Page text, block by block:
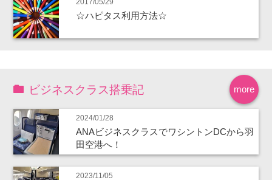
2017/05/29
☆ハピタス利用方法☆
more
ビジネスクラス搭乗記
2024/01/28
ANAビジネスクラスでワシントンDCから羽
田空港へ！
2023/11/05